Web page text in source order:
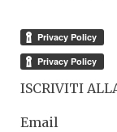
ISCRIVITI
Email